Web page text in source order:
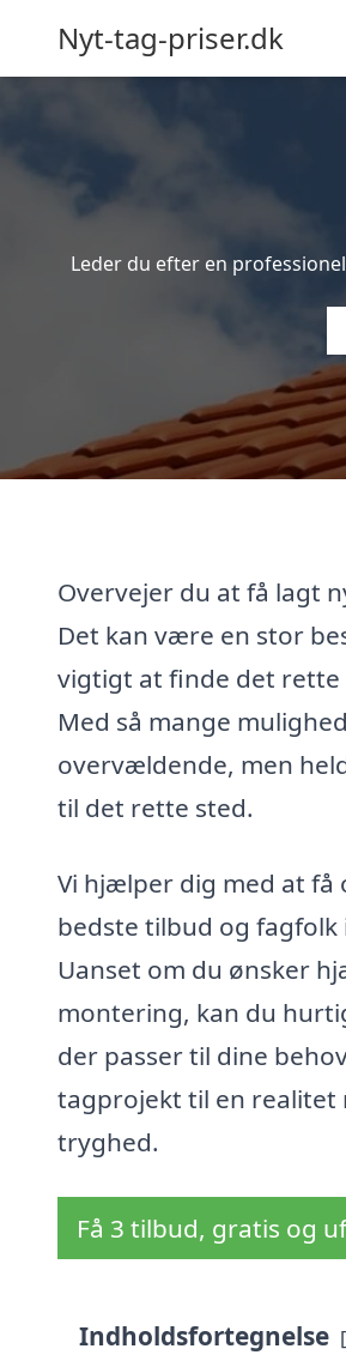
Nyt-tag-priser.dk
Leder du efter en
Overvejer du at få lagt
Det kan være en stor
vigtigt at finde det
Med så mange
overvældende, men
til det rette sted.
Vi hjælper dig med at få
bedste tilbud og fagfolk
Uanset om du ønsker
montering, kan du
der passer til dine
tagprojekt til en realitet
tryghed.
Få 3 tilbud, gratis og
Indholdsfortegnelse